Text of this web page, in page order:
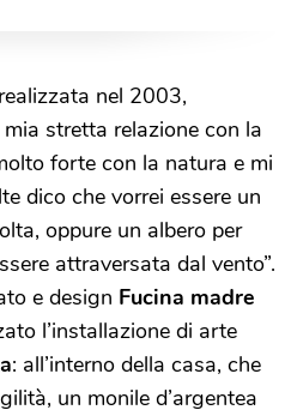
nel 2003,
stretta relazione con la
forte con la natura e mi
dico che vorrei essere un
oppure un albero per
attraversata dal vento”.
e design Fucina madre
l’installazione di arte
: all’interno della casa, che
un monile d’argentea